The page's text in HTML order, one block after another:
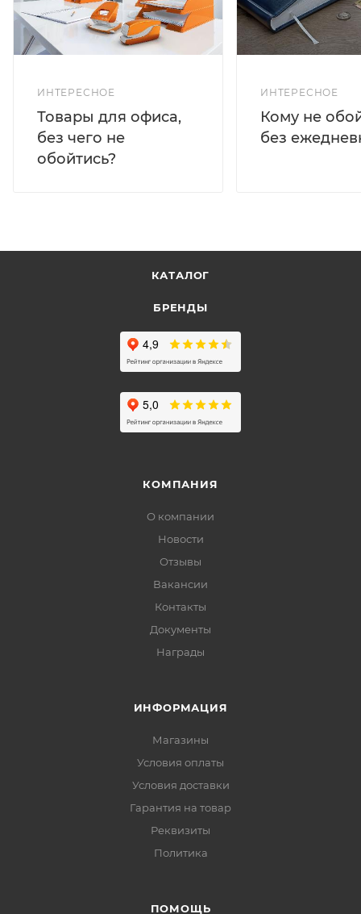
ИНТЕРЕСНОЕ
Товары для офиса,
без чего не
обойтись?
ИНТЕРЕСНОЕ
Кому не
без
КАТАЛОГ
БРЕНДЫ
КОМПАНИЯ
О компании
Новости
Отзывы
Вакансии
Контакты
Документы
Награды
ИНФОРМАЦИЯ
Магазины
Условия оплаты
Условия доставки
Гарантия на товар
Реквизиты
Политика
ПОМОЩЬ